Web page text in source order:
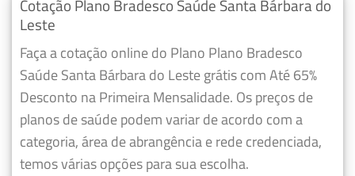
Cotação Plano Bradesco Saúde Santa Bárbara do
Leste
Faça a cotação online do Plano Plano Bradesco
Saúde Santa Bárbara do Leste grátis com Até 65%
Desconto na Primeira Mensalidade. Os preços de
planos de saúde podem variar de acordo com a
categoria, área de abrangência e rede credenciada,
temos várias opções para sua escolha.